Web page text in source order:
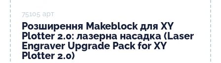
75105 арт
Розширення Makeblock для XY
Plotter 2.0: лазерна насадка (Laser
Engraver Upgrade Pack for XY
Plotter 2.0)